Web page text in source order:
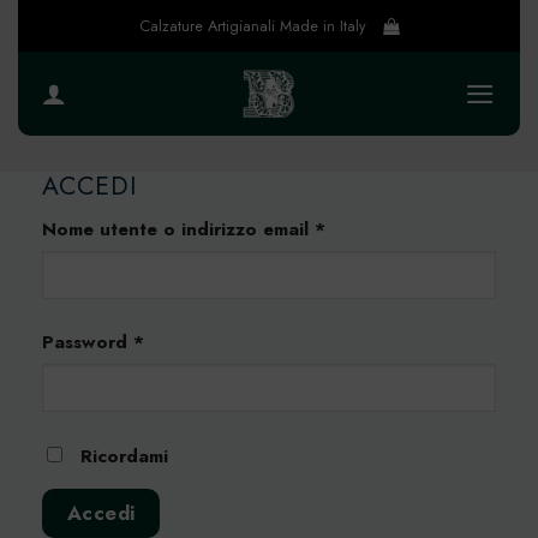
Calzature Artigianali Made in Italy
ACCEDI
Nome utente o indirizzo email *
Password *
Ricordami
Accedi